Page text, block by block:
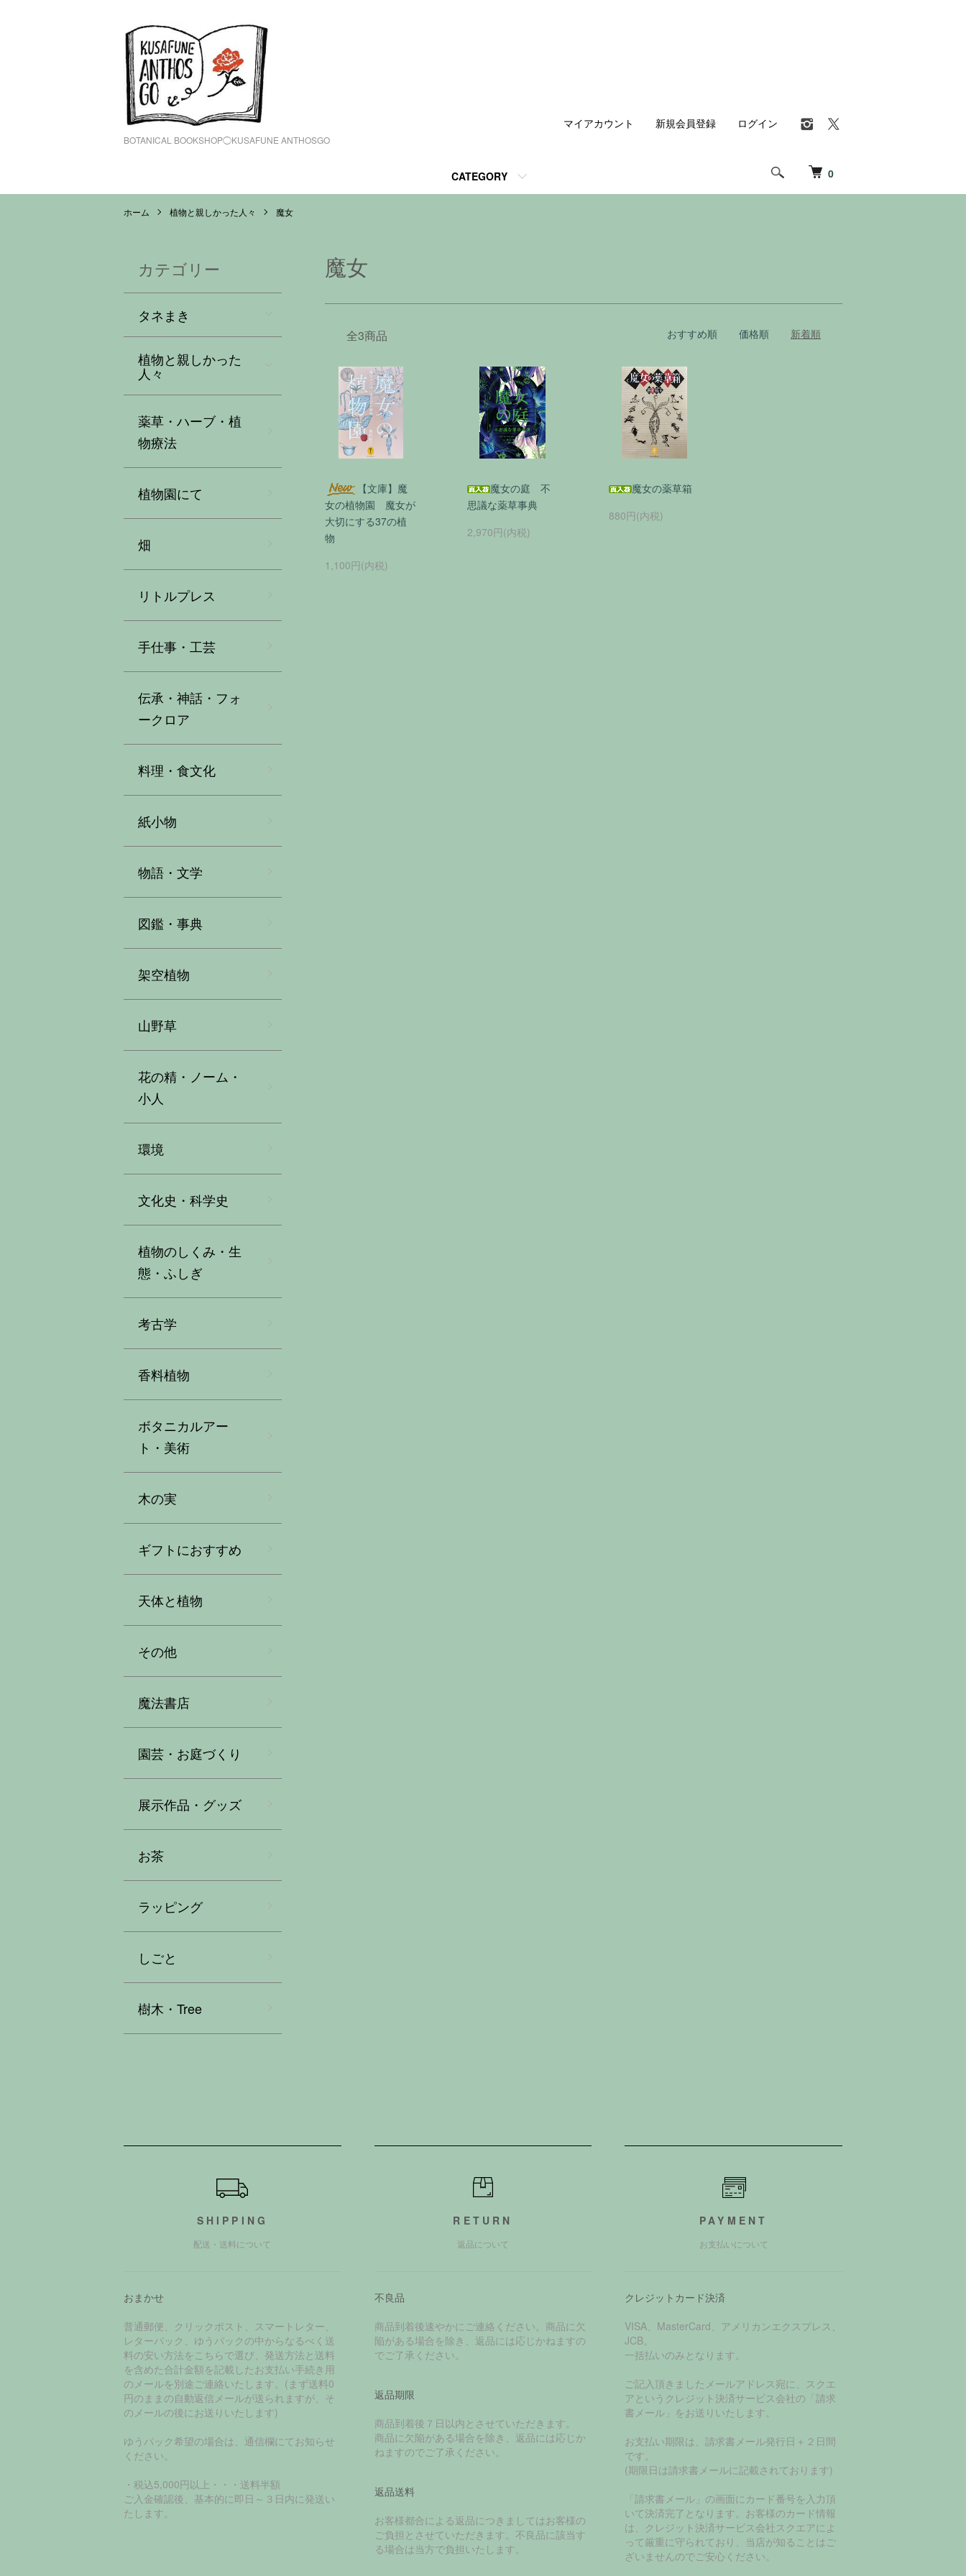
BOTANICAL BOOKSHOP◯KUSAFUNE ANTHOSGO
0
CATEGORY
マイアカウント 新規会員登録 ログイン
ホーム 植物と親しかった人々 魔女
魔女
全3商品 おすすめ順 価格順 新着順
【文庫】魔
女の植物園 魔女が
大切にする37の植
物
1,100円(内税)
魔女の庭 不
思議な薬草事典
2,970円(内税)
魔女の薬草箱
880円(内税)
カテゴリー
タネまき
植物と親しかった
人々
薬草・ハーブ・植
物療法
植物園にて
畑
リトルプレス
手仕事・工芸
伝承・神話・フォ
ークロア
料理・食文化
紙小物
物語・文学
図鑑・事典
架空植物
山野草
花の精・ノーム・
小人
環境
文化史・科学史
植物のしくみ・生
態・ふしぎ
考古学
香料植物
ボタニカルアー
ト・美術
木の実
ギフトにおすすめ
天体と植物
その他
魔法書店
園芸・お庭づくり
展示作品・グッズ
お茶
ラッピング
しごと
樹木・Tree
SHIPPING
配送・送料について
おまかせ
普通郵便、クリックポスト、スマートレター、
レターパック、ゆうパックの中からなるべく送
料の安い方法をこちらで選び、発送方法と送料
を含めた合計金額を記載したお支払い手続き用
のメールを別途ご連絡いたします。(まず送料0
円のままの自動返信メールが送られますが、そ
のメールの後にお送りいたします)
ゆうパック希望の場合は、通信欄にてお知らせ
ください。
・税込5,000円以上・・・送料半額
ご入金確認後、基本的に即日～３日内に発送い
たします。
RETURN
返品について
不良品
商品到着後速やかにご連絡ください。商品に欠
陥がある場合を除き、返品には応じかねますの
でご了承ください。
返品期限
商品到着後７日以内とさせていただきます。
商品に欠陥がある場合を除き、返品には応じか
ねますのでご了承ください。
返品送料
お客様都合による返品につきましてはお客様の
ご負担とさせていただきます。不良品に該当す
る場合は当方で負担いたします。
PAYMENT
お支払いについて
クレジットカード決済
VISA、MasterCard、アメリカンエクスプレス、
JCB。
一括払いのみとなります。
ご記入頂きましたメールアドレス宛に、スクエ
アというクレジット決済サービス会社の「請求
書メール」をお送りいたします。
お支払い期限は、請求書メール発行日＋２日間
です。
(期限日は請求書メールに記載されております)
「請求書メール」の画面にカード番号を入力頂
いて決済完了となります。お客様のカード情報
は、クレジット決済サービス会社スクエアによ
って厳重に守られており、当店が知ることはご
ざいませんのでご安心ください。